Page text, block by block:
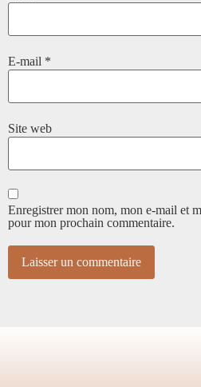
E-mail *
Site web
Enregistrer mon nom, mon e-mail et
pour mon prochain commentaire.